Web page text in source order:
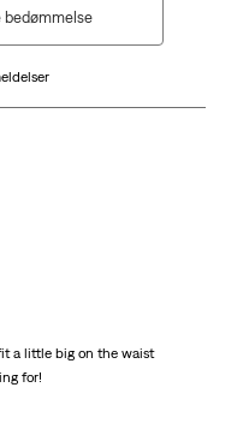
bedømmelse
a little big on the waist
for!